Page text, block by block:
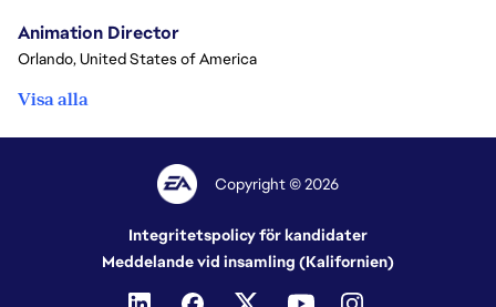
Animation Director
Orlando, United States of America
Visa alla
Copyright © 2026
Integritetspolicy för kandidater
Meddelande vid insamling (Kalifornien)